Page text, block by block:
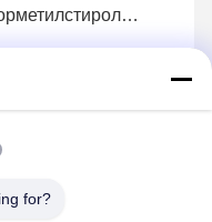
for?